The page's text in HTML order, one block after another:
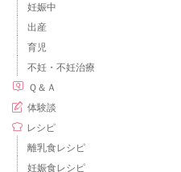
妊娠中
出産
育児
不妊・不妊治療
Ｑ＆Ａ
体験談
レシピ
離乳食レシピ
妊娠食レシピ